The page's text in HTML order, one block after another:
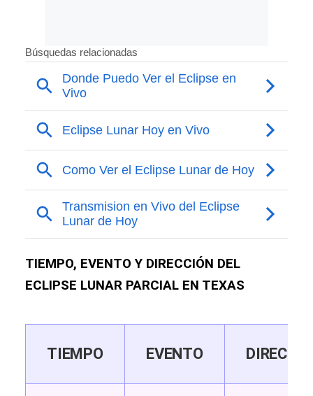
TIEMPO, EVENTO Y DIRECCIÓN DEL
ECLIPSE LUNAR PARCIAL EN TEXAS
TIEMPO EVENTO